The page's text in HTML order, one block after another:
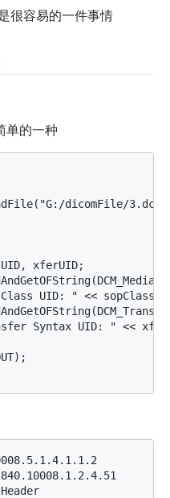
很容易的一件事情
单的一种
dicomFile/
xferUID;
UID: " <<
Syntax UID: " <<